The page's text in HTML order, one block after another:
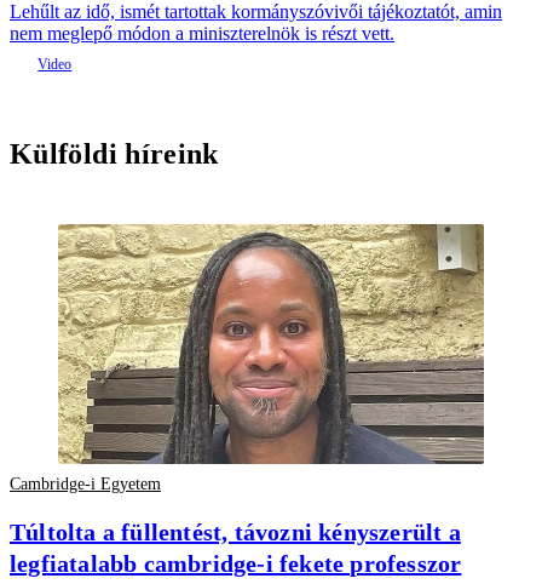
Lehűlt az idő, ismét tartottak kormányszóvivői tájékoztatót, amin
nem meglepő módon a miniszterelnök is részt vett.
Külföldi híreink
Cambridge-i Egyetem
Túltolta a füllentést, távozni kényszerült a
legfiatalabb cambridge-i fekete professzor